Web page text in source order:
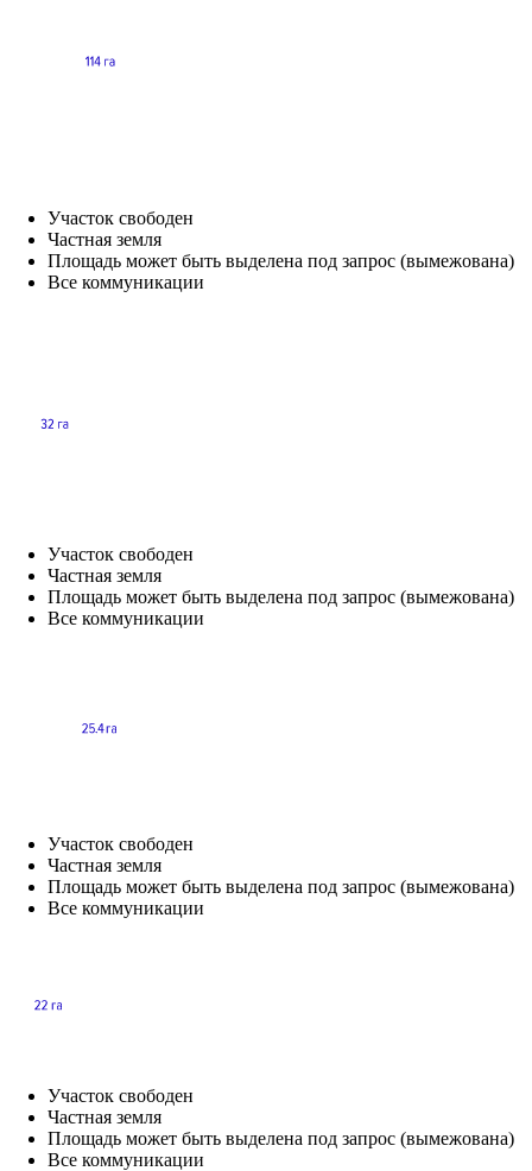
Участок свободен
Частная земля
Площадь может быть выделена под запрос (вымежована)
Все коммуникации
Участок свободен
Частная земля
Площадь может быть выделена под запрос (вымежована)
Все коммуникации
Участок свободен
Частная земля
Площадь может быть выделена под запрос (вымежована)
Все коммуникации
Участок свободен
Частная земля
Площадь может быть выделена под запрос (вымежована)
Все коммуникации